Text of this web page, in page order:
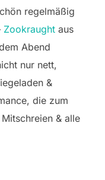
regelmäßig
Zookraught aus
Abend
nur nett,
&
die zum
& alle